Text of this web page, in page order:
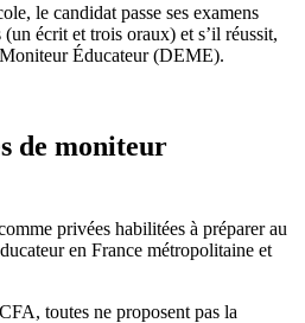
le candidat passe ses examens
écrit et trois oraux) et s’il réussit,
Éducateur (DEME).
de moniteur
privées habilitées à préparer au
en France métropolitaine et
toutes ne proposent pas la